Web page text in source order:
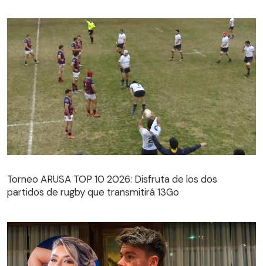
Torneo ARUSA TOP 10 2026: Disfruta de los dos
partidos de rugby que transmitirá 13Go